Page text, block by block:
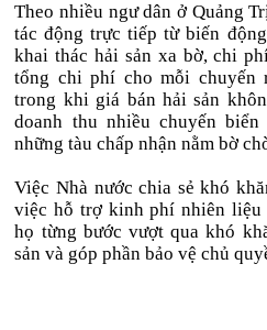
Theo nhiều ngư dân ở Quảng
tác động trực tiếp từ biến
khai thác hải sản xa bờ, chi
tổng chi phí cho mỗi chuyến
trong khi giá bán hải sản
doanh thu nhiều chuyến
những tàu chấp nhận nằm bờ
Việc Nhà nước chia sẻ khó
việc hỗ trợ kinh phí nhiên
họ từng bước vượt qua khó
sản và góp phần bảo vệ chủ